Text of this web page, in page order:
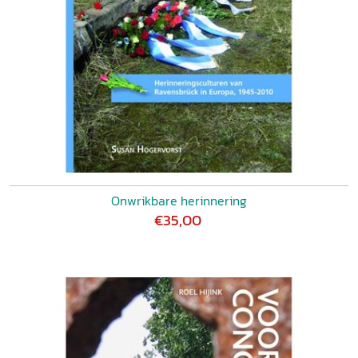
juni 2018, p. 14-15.
Onwrikbare herinnering
€35,00